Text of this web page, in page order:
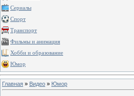
Сериалы
Спорт
Транспорт
Фильмы и анимация
Хобби и образование
Юмор
Главная » Видео » Юмор